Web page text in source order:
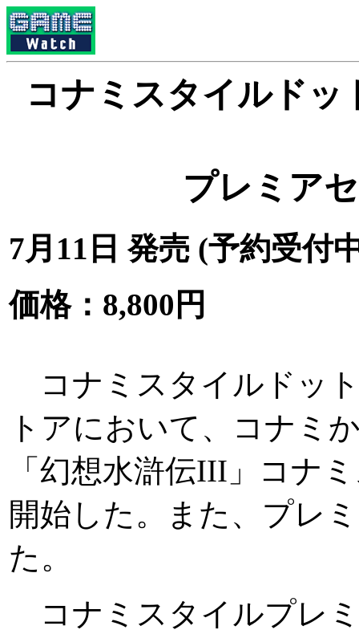
コナミスタイルドッ
プレミア
7月11日 発売 (予約受付
価格：8,800円
コナミスタイルドッ
トアにおいて、コナミ
「幻想水滸伝III」コナ
開始した。また、プレ
た。
コナミスタイルプレ